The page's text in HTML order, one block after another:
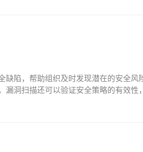
缺陷，帮助组织及时发现潜在的安全风
洞扫描还可以验证安全策略的有效性